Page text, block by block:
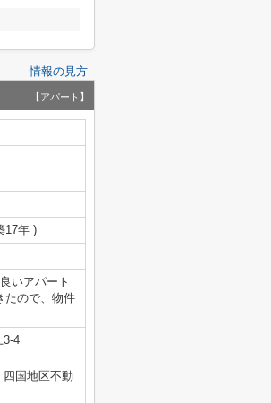
情報の見方
【アパート】
17年 )
いアパート
たので、物件
3-4
国地区不動